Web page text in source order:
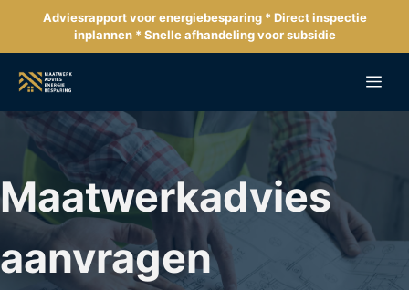
de
inhoud
Adviesrapport voor energiebesparing * Direct inspectie
inplannen * Snelle afhandeling voor subsidie
Maatwerkadvies
aanvragen